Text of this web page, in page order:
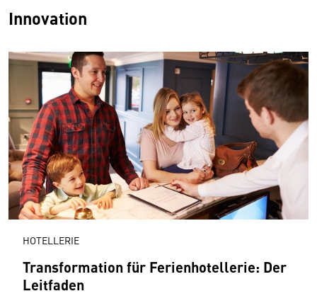
Innovation
HOTELLERIE
Transformation für Ferienhotellerie: Der
Leitfaden